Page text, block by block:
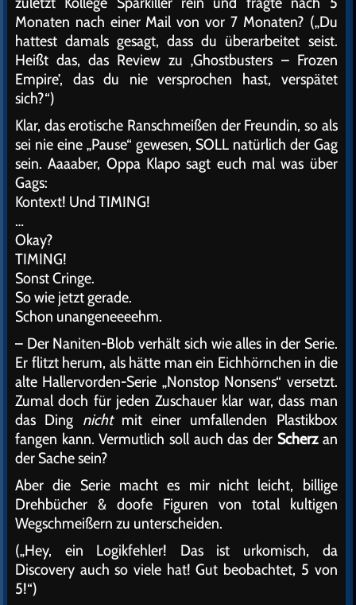
Monaten nach einer Mail von vor 7 Monaten? („Du
hattest damals gesagt, dass du überarbeitet seist.
Heißt das, das Review zu ‚Ghostbusters – Frozen
Empire’, das du nie versprochen hast, verspätet
sich?“)
Klar, das erotische Ranschmeißen der Freundin, so als
sei nie eine „Pause“ gewesen, SOLL natürlich der Gag
sein. Aaaaber, Oppa Klapo sagt euch mal was über
Gags:
Kontext! Und TIMING!
…
Okay?
TIMING!
Sonst Cringe.
So wie jetzt gerade.
Schon unangeneeeehm.
– Der Naniten-Blob verhält sich wie alles in der Serie.
Er flitzt herum, als hätte man ein Eichhörnchen in die
alte Hallervorden-Serie „Nonstop Nonsens“ versetzt.
Zumal doch für jeden Zuschauer klar war, dass man
das Ding nichtmit einer umfallenden Plastikbox
fangen kann. Vermutlich soll auch das der Scherzan
der Sache sein?
Aber die Serie macht es mir nicht leicht, billige
Drehbücher & doofe Figuren von total kultigen
Wegschmeißern zu unterscheiden.
(„Hey, ein Logikfehler! Das ist urkomisch, da
Discovery auch so viele hat! Gut beobachtet, 5 von
5!“)